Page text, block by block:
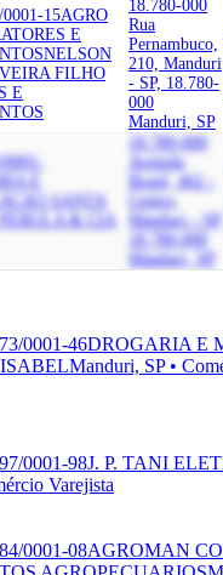
15AGRO
E
NELSON
FILHO
E
18.780-000
Rua
Pernambuco,
210, Manduri
- SP, 18.780-
000
Manduri, SP
E
SANTA
PERULA & CIA
18.780-000
Avenida
Brasil, 402 -
Centro,
Manduri - SP,
18.780-000
Manduri, SP
0001-46DROGARIA E
Manduri, SP •
0001-98J. P. TANI
Varejista
0001-08AGROMAN